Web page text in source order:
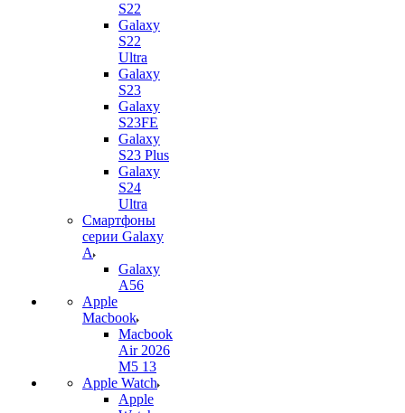
S22
Galaxy
S22
Ultra
Galaxy
S23
Galaxy
S23FE
Galaxy
S23 Plus
Galaxy
S24
Ultra
Смартфоны
серии Galaxy
A
Galaxy
A56
Apple
Macbook
Macbook
Air 2026
M5 13
Apple Watch
Apple